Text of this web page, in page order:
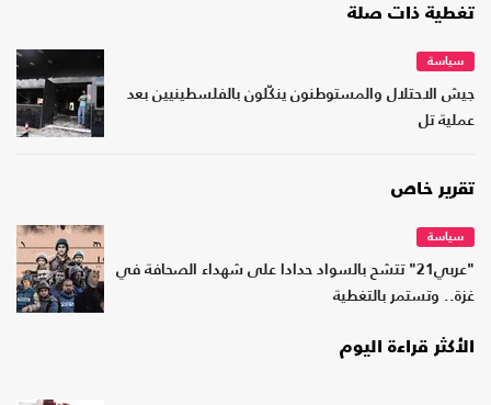
تغطية ذات صلة
سياسة
جيش الاحتلال والمستوطنون ينكّلون بالفلسطينيين بعد
عملية تل
تقرير خاص
سياسة
"عربي21" تتشح بالسواد حدادا على شهداء الصحافة في
غزة.. وتستمر بالتغطية
الأكثر قراءة اليوم